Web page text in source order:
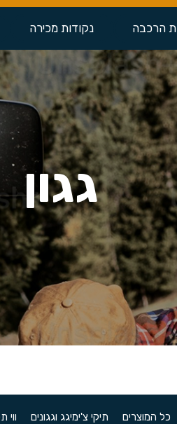
הרכבה נקודות מכירה
גגון
כל המוצרים תיקי צ'ימיגג וגגונים ווי